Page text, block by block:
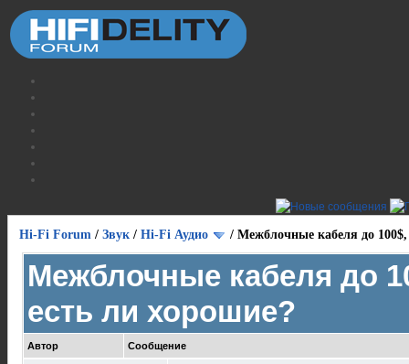
Hi-Fi Forum / Звук / Hi-Fi Аудио / Межблочные кабеля до 100$,
Межблочные кабеля до
есть ли хорошие?
Автор Сообщение